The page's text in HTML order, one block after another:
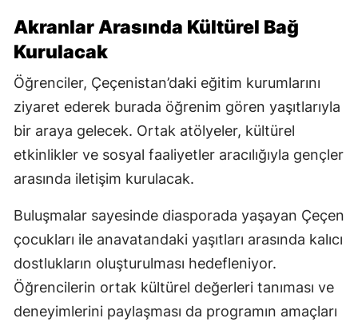
Akranlar Arasında Kültürel Bağ
Kurulacak
Öğrenciler, Çeçenistan’daki eğitim kurumlarını
ziyaret ederek burada öğrenim gören yaşıtlarıyla
bir araya gelecek. Ortak atölyeler, kültürel
etkinlikler ve sosyal faaliyetler aracılığıyla gençler
arasında iletişim kurulacak.
Buluşmalar sayesinde diasporada yaşayan Çeçen
çocukları ile anavatandaki yaşıtları arasında kalıcı
dostlukların oluşturulması hedefleniyor.
Öğrencilerin ortak kültürel değerleri tanıması ve
deneyimlerini paylaşması da programın amaçları